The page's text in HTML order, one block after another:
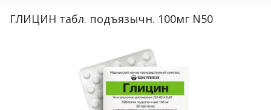
ГЛИЦИН табл. подъязычн. 100мг N50